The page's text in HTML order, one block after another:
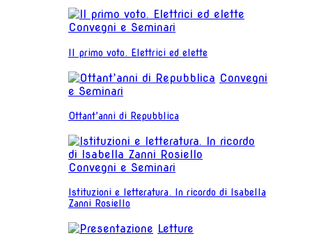
Convegni e Seminari
Il primo voto. Elettrici ed elette
Convegni
e Seminari
Ottant’anni di Repubblica
Convegni e Seminari
Istituzioni e letteratura. In ricordo di Isabella
Zanni Rosiello
Letture